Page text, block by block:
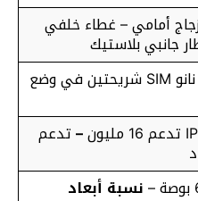
أمامي – غطاء خلفي
جانبي بلاستيك
: نانو SIM شريحتين في وضع
–تدعم
نسبة أبعاد